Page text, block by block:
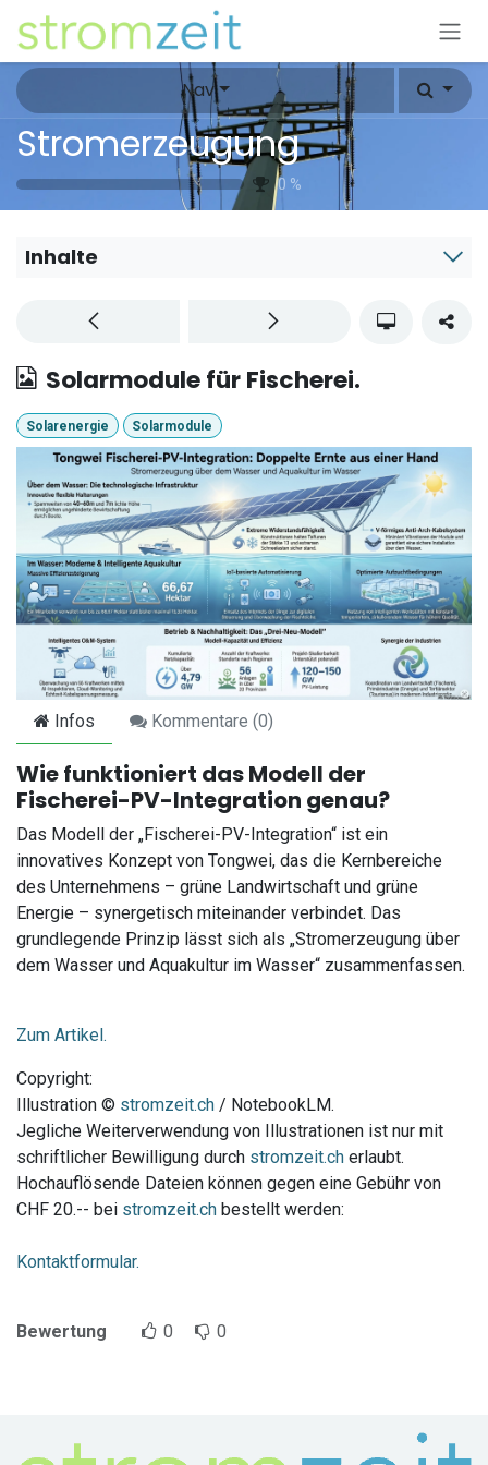
Zum Inhalt springen
Nav
Stromerzeugung
0 %
Inhalte
Solarmodule für Fischerei.
Solarenergie Solarmodule
Infos Kommentare (0)
Wie funktioniert das Modell der
Fischerei-PV-Integration genau?
Das Modell der „Fischerei-PV-Integration“ ist ein
innovatives Konzept von Tongwei, das die Kernbereiche
des Unternehmens – grüne Landwirtschaft und grüne
Energie – synergetisch miteinander verbindet. Das
grundlegende Prinzip lässt sich als „Stromerzeugung über
dem Wasser und Aquakultur im Wasser“ zusammenfassen.
Zum Artikel.
Copyright:
Illustration © stromzeit.ch / NotebookLM.
Jegliche Weiterverwendung von Illustrationen ist nur mit
schriftlicher Bewilligung durch stromzeit.ch erlaubt.
Hochauflösende Dateien können gegen eine Gebühr von
CHF 20.-- bei stromzeit.ch bestellt werden:
Kontaktformular.
Bewertung 0 0